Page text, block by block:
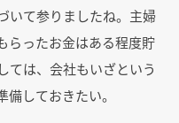
いて参りましたね。主婦
らったお金はある程度貯
ては、会社もいざという
しておきたい。